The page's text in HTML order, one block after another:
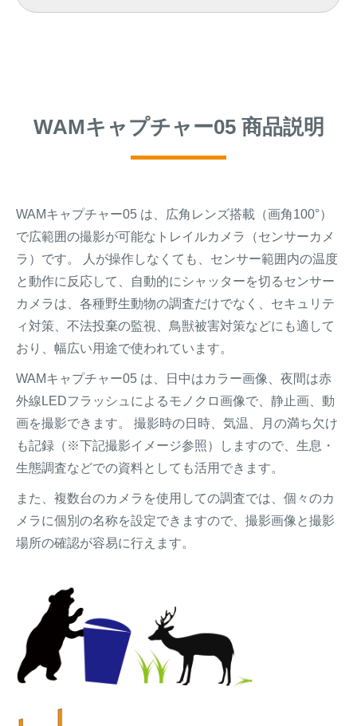
WAMキャプチャー05 商品説明
WAMキャプチャー05 は、広角レンズ搭載（画角100°）
で広範囲の撮影が可能なトレイルカメラ（センサーカメ
ラ）です。 人が操作しなくても、センサー範囲内の温度
と動作に反応して、自動的にシャッターを切るセンサー
カメラは、各種野生動物の調査だけでなく、セキュリテ
ィ対策、不法投棄の監視、鳥獣被害対策などにも適して
おり、幅広い用途で使われています。
WAMキャプチャー05 は、日中はカラー画像、夜間は赤
外線LEDフラッシュによるモノクロ画像で、静止画、動
画を撮影できます。 撮影時の日時、気温、月の満ち欠け
も記録（※下記撮影イメージ参照）しますので、生息・
生態調査などでの資料としても活用できます。
また、複数台のカメラを使用しての調査では、個々のカ
メラに個別の名称を設定できますので、撮影画像と撮影
場所の確認が容易に行えます。